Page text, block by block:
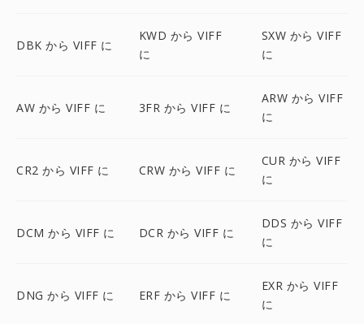
DBK から VIFF に
KWD から VIFF
に
SXW から VIFF
に
AW から VIFF に 3FR から VIFF に
ARW から VIFF
に
CR2 から VIFF に CRW から VIFF に
CUR から VIFF
に
DCM から VIFF に DCR から VIFF に
DDS から VIFF
に
DNG から VIFF に ERF から VIFF に
EXR から VIFF
に